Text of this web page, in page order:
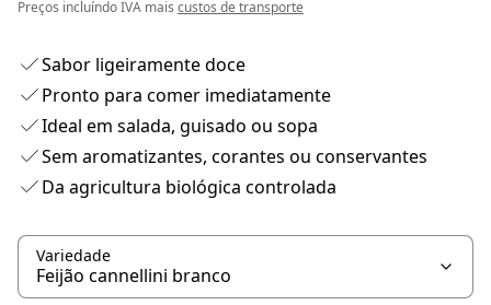
Preços incluíndo IVA mais custos de transporte
Sabor ligeiramente doce
Pronto para comer imediatamente
Ideal em salada, guisado ou sopa
Sem aromatizantes, corantes ou conservantes
Da agricultura biológica controlada
Variedade